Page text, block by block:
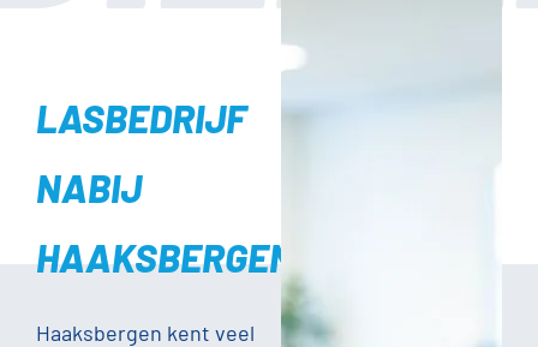
LASBEDRIJF
NABIJ
HAAKSBERGEN
Haaksbergen kent veel